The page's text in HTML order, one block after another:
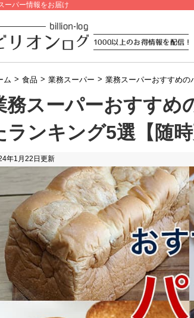
ーパー情報をお届け
ム > 食品 > 業務スーパー > 業務スーパーおすすめの
務スーパーおすすめ
ランキング5選【随時
年1月22日 更新